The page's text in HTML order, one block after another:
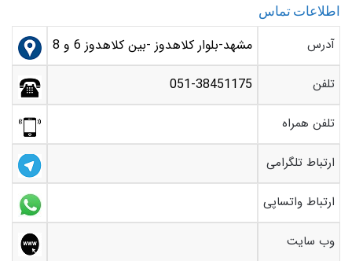
اطلاعات تماس
آدرس مشهد-بلوار کلاهدوز -بین کلاهدوز 6 و 8
تلفن 051-38451175
تلفن همراه
ارتباط تلگرامی
ارتباط واتساپی
وب سایت